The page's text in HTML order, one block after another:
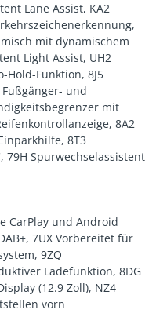
Lane Assist, KA2
mit dynamischem
Light Assist, UH2
Hold-Funktion, 8J5
und
mit
8A2
8T3
79H Spurwechselassistent
CarPlay und Android
7UX Vorbereitet für
9ZQ
Ladefunktion, 8DG
(12.9 Zoll), NZ4
vorn